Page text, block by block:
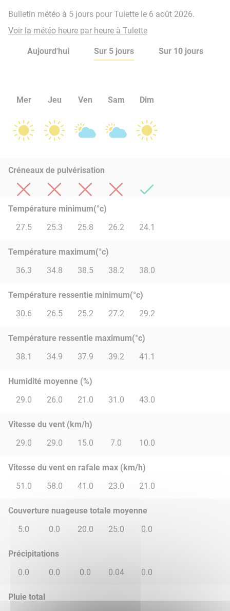
Bulletin météo à 5 jours pour Tulette le 6 août 2026.
Voir la météo heure par heure à Tulette
Aujourd'hui Sur 5 jours Sur 10 jours
Mer Jeu Ven Sam Dim
Créneaux de pulvérisation
Température minimum(°c)
27.5
25.3 25.8 26.2 24.1
Température maximum(°c)
36.3
34.8 38.5 38.2 38.0
Température ressentie minimum(°c)
30.6
26.5 25.2 27.2 29.2
Température ressentie maximum(°c)
38.1
34.9 37.9 39.2 41.1
Humidité moyenne (%)
29.0
26.0 21.0 31.0 43.0
Vitesse du vent (km/h)
29.0
29.0 15.0 7.0 10.0
Vitesse du vent en rafale max (km/h)
51.0
58.0 41.0 23.0 21.0
Couverture nuageuse totale moyenne
5.0
0.0 20.0 25.0 0.0
Précipitations
0.0
0.0 0.0 0.04 0.0
Pluie total